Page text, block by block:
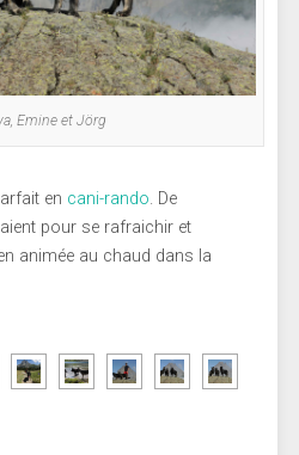
Emine et Jörg
en cani-rando. De
pour se rafraichir et
animée au chaud dans la